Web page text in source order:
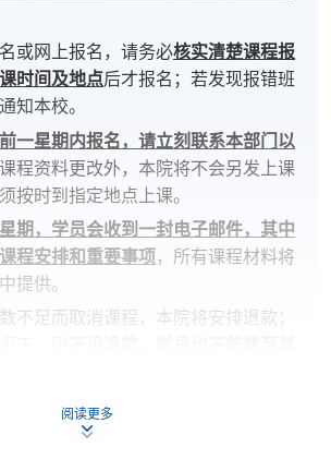
或网上报名，请务必核实清楚课程报
时间及地点后才报名；若发现报错班
知本校。
一星期内报名，请立刻联系本部门以
程资料更改外，本院将不会另发上课
按时到指定地点上课。
期，学员会收到一封电子邮件，其中
程安排和重要事项，所有课程材料将
提供。
不足而取消课程，本院将安排退款；
席，本院将不提供补课或其他安排。
阅读更多